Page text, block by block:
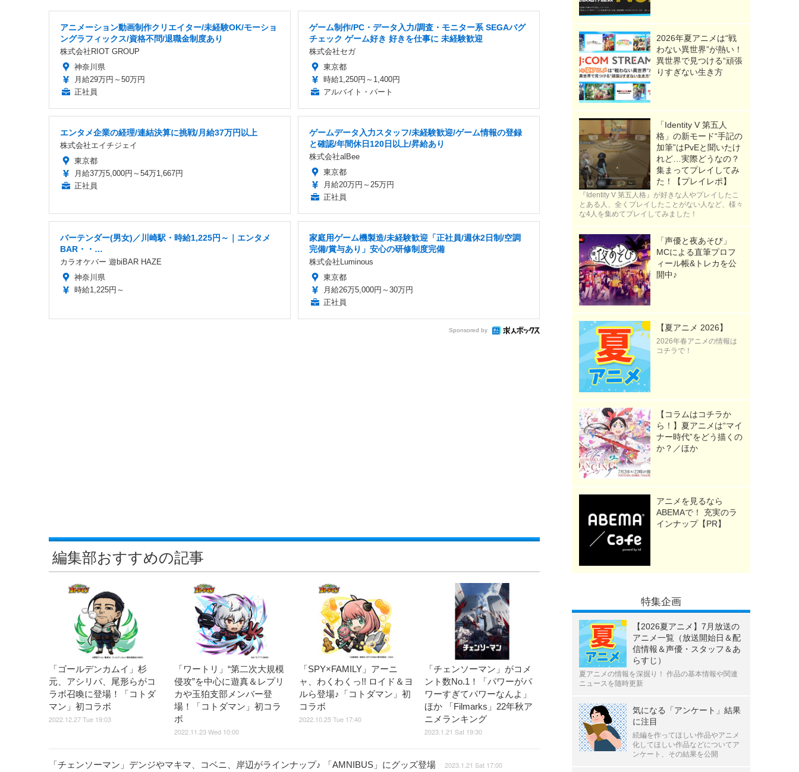
アニメーション動画制作クリエイター/未経験OK/モーショ
ングラフィックス/資格不問/退職金制度あり
株式会社RIOT GROUP
神奈川県
月給29万円～50万円
正社員
ゲーム制作/PC・データ入力/調査・モニター系 SEGAバグ
チェック ゲーム好き 好きを仕事に 未経験歓迎
株式会社セガ
東京都
時給1,250円～1,400円
アルバイト・パート
エンタメ企業の経理/連結決算に挑戦/月給37万円以上
株式会社エイチジェイ
東京都
月給37万5,000円～54万1,667円
正社員
ゲームデータ入力スタッフ/未経験歓迎/ゲーム情報の登録
と確認/年間休日120日以上/昇給あり
株式会社alBee
東京都
月給20万円～25万円
正社員
バーテンダー(男女)／川崎駅・時給1,225円～｜エンタメ
BAR・・…
カラオケバー 遊biBAR HAZE
神奈川県
時給1,225円～
家庭用ゲーム機製造/未経験歓迎「正社員/週休2日制/空調
完備/賞与あり」安心の研修制度完備
株式会社Luminous
東京都
月給26万5,000円～30万円
正社員
Sponsored by
編集部おすすめの記事
「ゴールデンカムイ」杉
元、アシリパ、尾形らがコ
ラボ召喚に登場！「コトダ
マン」初コラボ
2022.12.27 Tue 19:03
「ワートリ」“第二次大規模
侵攻”を中心に遊真＆レプリ
カや玉狛支部メンバー登
場！「コトダマン」初コラ
ボ
2022.11.23 Wed 10:00
「SPY×FAMILY」アーニ
ャ、わくわくっ!! ロイド＆ヨ
ルら登場♪「コトダマン」初
コラボ
2022.10.25 Tue 17:40
「チェンソーマン」がコメ
ント数No.1！「パワーがパ
ワーすぎてパワーなんよ」
ほか 「Filmarks」22年秋ア
ニメランキング
2023.1.21 Sat 19:30
「チェンソーマン」デンジやマキマ、コベニ、岸辺がラインナップ♪ 「AMNIBUS」にグッズ登場 2023.1.21 Sat 17:00
2026年夏アニメは“戦
わない異世界”が熱い！
異世界で見つける“頑張
りすぎない生き方
「Identity V 第五人
格」の新モード“手記の
加筆”はPvEと聞いたけ
れど…実際どうなの？
集まってプレイしてみ
た！【プレイレポ】
『Identity V 第五人格』が好きな人やプレイしたこ
とある人、全くプレイしたことがない人など、様々
な4人を集めてプレイしてみました！
「声優と夜あそび」
MCによる直筆プロフ
ィール帳&トレカを公
開中♪
【夏アニメ 2026】
2026年春アニメの情報は
コチラで！
【コラムはコチラか
ら！】夏アニメは“マイ
ナー時代”をどう描くの
か？／ほか
アニメを見るなら
ABEMAで！ 充実のラ
インナップ【PR】
特集企画
【2026夏アニメ】7月放送の
アニメ一覧（放送開始日＆配
信情報＆声優・スタッフ＆あ
らすじ）
夏アニメの情報を深掘り！ 作品の基本情報や関連
ニュースを随時更新
気になる「アンケート」結果
に注目
続編を作ってほしい作品やアニメ
化してほしい作品などについてア
ンケート、その結果を公開